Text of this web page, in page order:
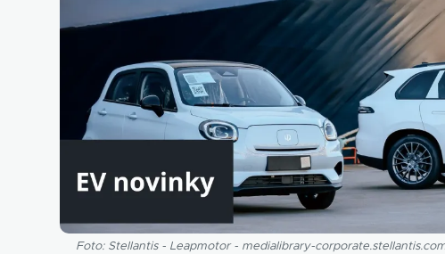
Foto: Stellantis - Leapmotor - medialibrary-